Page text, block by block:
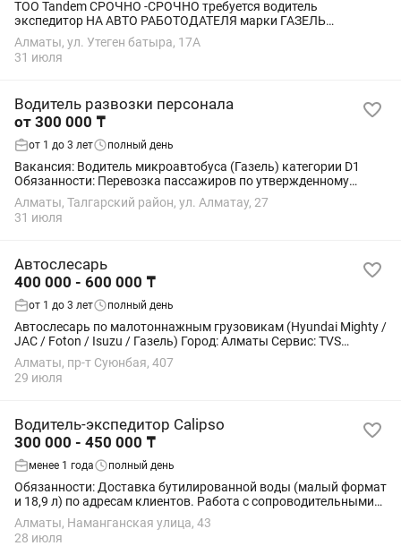
ТОО Tandem СРОЧНО -СРОЧНО требуется водитель
экспедитор НА АВТО РАБОТОДАТЕЛЯ марки ГАЗЕЛЬ
СПРИНТЕР Обязанности: Доставка продукции по городу и
области Своевременная загрузка и разгрузка...
Алматы, ул. Утеген батыра, 17А
31 июля
Водитель развозки персонала
от 300 000 ₸
от 1 до 3 лет полный день
Вакансия: Водитель микроавтобуса (Газель) категории D1
Обязанности: Перевозка пассажиров по утвержденному
маршруту. Обеспечение безопасной и комфортной перевозки.
Контроль технического состояния...
Алматы, Талгарский район, ул. Алматау, 27
31 июля
Автослесарь
400 000 - 600 000 ₸
от 1 до 3 лет полный день
Автослесарь по малотоннажным грузовикам (Hyundai Mighty /
JAC / Foton / Isuzu / Газель) Город: Алматы Сервис: TVS
COMPANY KAZAKHSTAN Обязанности: •Ремонт и
обслуживание малотоннажных грузовиков...
Алматы, пр-т Суюнбая, 407
29 июля
Водитель-экспедитор Calipso
300 000 - 450 000 ₸
менее 1 года полный день
Обязанности: Доставка бутилированной воды (малый формат
и 18,9 л) по адресам клиентов. Работа с сопроводительными
документами. Прием оплаты от клиентов. Требования: Опыт
работы водителем от 1...
Алматы, Наманганская улица, 43
28 июля